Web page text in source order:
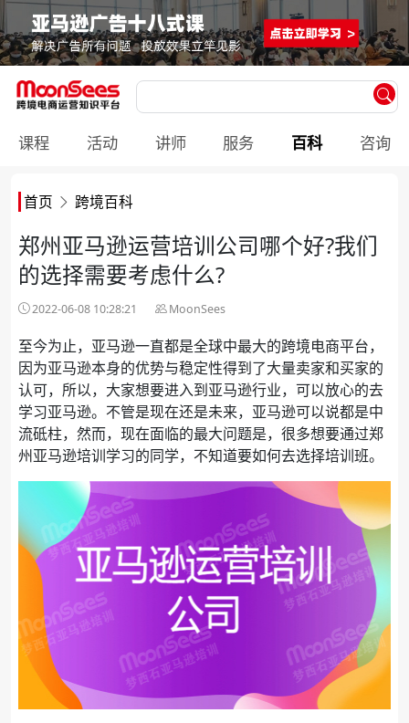
课程 活动 讲师 服务 百科 咨询
首页 跨境百科
郑州亚马逊运营培训公司哪个好?我们
的选择需要考虑什么?
2022-06-08 10:28:21 MoonSees
至今为止，亚马逊一直都是全球中最大的跨境电商平台，
因为亚马逊本身的优势与稳定性得到了大量卖家和买家的
认可，所以，大家想要进入到亚马逊行业，可以放心的去
学习亚马逊。不管是现在还是未来，亚马逊可以说都是中
流砥柱，然而，现在面临的最大问题是，很多想要通过郑
州亚马逊培训学习的同学，不知道要如何去选择培训班。